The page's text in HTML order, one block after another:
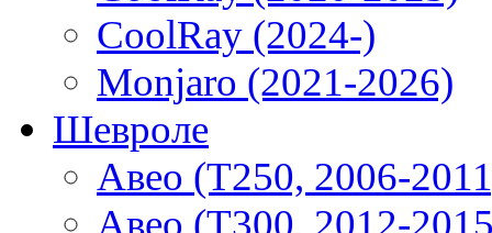
CoolRay (2024-)
Monjaro (2021-2026)
Шевроле
Авео (T250, 2006-